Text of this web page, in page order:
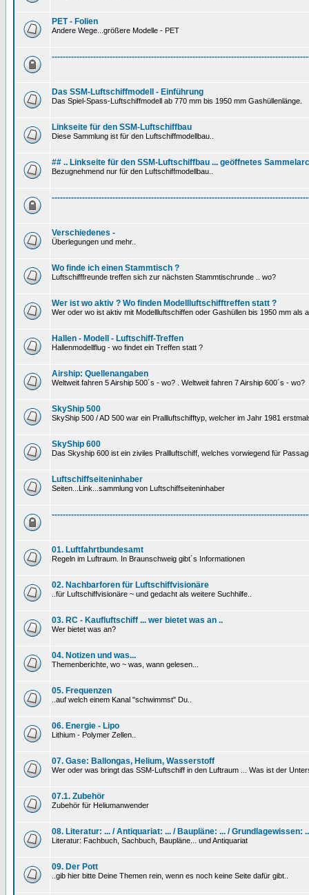
PET - Folien
Andere Wege...größere Modelle - PET
Das SSM-Luftschiffmodell - Einführung
Das Spiel-Spass-Luftschiffmodell ab 770 mm bis 1950 mm Gashüllenlänge.
Linkseite für den SSM-Luftschiffbau
Diese Sammlung ist für den Luftschiffmodellbau..
## .. Linkseite für den SSM-Luftschiffbau ... geöffnetes
Bezugnehmend nur für den Luftschiffmodellbau..
Verschiedenes -
Überlegungen und mehr..
Wo finde ich einen Stammtisch ?
Luftschifffreunde treffen sich zur nächsten Stammtischrunde .. wo?
Wer ist wo aktiv ? Wo finden Modellluftschifftreffen statt ?
Wer oder wo ist aktiv mit Modellluftschiffen oder Gashüllen bis 1950 mm als
Hallen - Modell - Luftschiff-Treffen
Hallenmodellflug - wo findet ein Treffen statt ?
Airship: Quellenangaben
Weltweit fahren 5 Airship 500´s - wo? . Weltweit fahren 7 Airship 600´s - wo?
SkyShip 500
SkyShip 500 / AD 500 war ein Prallluftschifftyp, welcher im Jahr 1981
SkyShip 600
Das Skyship 600 ist ein ziviles Prallluftschiff, welches vorwiegend für
Luftschiffseiteninhaber
Seiten...Link...sammlung von Luftschiffseiteninhaber
01. Luftfahrtbundesamt
Regeln im Luftraum. In Braunschweig gibt´s Informationen
02. Nachbarforen für Luftschiffvisionäre
..für Luftschiffvisionäre ~ und gedacht als weitere Suchhilfe..
03. RC - Kaufluftschiff ... wer bietet was an ..
Wer bietet was an?
04. Notizen und was...
Themenberichte, wo ~ was, wann gelesen...
05. Frequenzen
..auf welch einem Kanal "schwimmst" Du..
06. Energie - Lipo
Lithium - Polymer Zellen..
07. Gase: Ballongas, Helium, Wasserstoff
Wer oder was bringt das SSM-Luftschiff in den Luftraum ... Was ist der
07.1. Zubehör
Zubehör für Heliumanwender
08. Literatur: ... / Antiquariat: ... / Baupläne: ... / Grundlagewissen:
Literatur: Fachbuch, Sachbuch, Baupläne... und Antiquariat
09. Der Pott
..gib hier bitte Deine Themen rein, wenn es noch keine Seite dafür gibt..